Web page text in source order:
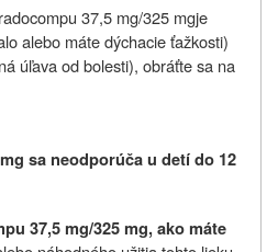
37,5 mg/325 mgje
alebo máte dýchacie ťažkosti)
úľava od bolesti), obráťte sa na
sa neodporúča u detí do 12
37,5 mg/325 mg, ako máte